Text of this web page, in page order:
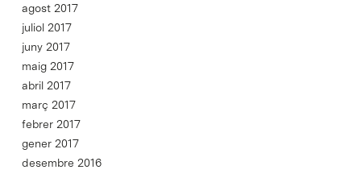
agost 2017
juliol 2017
juny 2017
maig 2017
abril 2017
març 2017
febrer 2017
gener 2017
desembre 2016